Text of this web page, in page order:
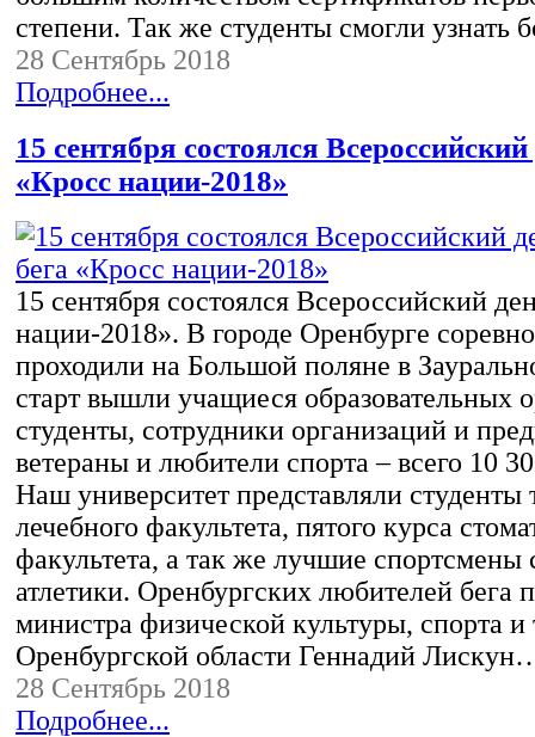
степени. Так же студенты смогли
28 Сентябрь 2018
Подробнее...
15 сентября состоялся Всероссийский
«Кросс нации-2018»
15 сентября состоялся Всероссийский
нации-2018». В городе Оренбурге
проходили на Большой поляне в
старт вышли учащиеся образовательных
студенты, сотрудники организаций и
ветераны и любители спорта – всего 10
Наш университет представляли студенты
лечебного факультета, пятого курса
факультета, а так же лучшие спортсмены
атлетики. Оренбургских любителей бега
министра физической культуры, спорта и
Оренбургской области Геннадий
28 Сентябрь 2018
Подробнее...